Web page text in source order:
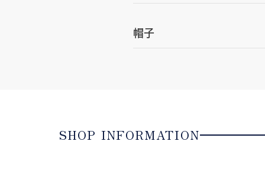
帽子
SHOP INFORMATION